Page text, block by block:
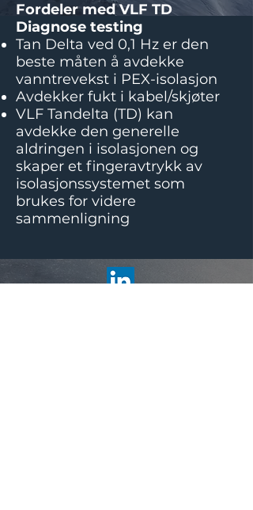
Fordeler med VLF TD
Diagnose testing
Tan Delta ved 0,1 Hz er den
beste måten å avdekke
vanntrevekst i PEX-isolasjon
Avdekker fukt i kabel/skjøter
VLF Tandelta (TD) kan
avdekke den generelle
aldringen i isolasjonen og
skaper et fingeravtrykk av
isolasjonssystemet som
brukes for videre
sammenligning